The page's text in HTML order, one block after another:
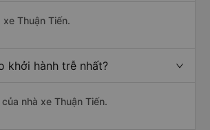
Thuận Tiến.
khởi hành trễ nhất?
nhà xe Thuận Tiến.